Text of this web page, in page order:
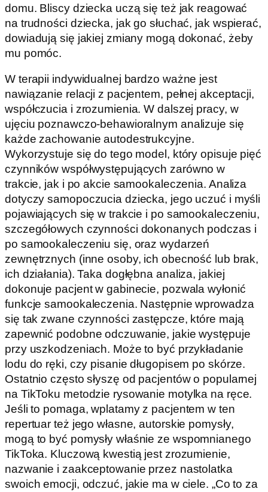
domu. Bliscy dziecka uczą się też jak reagować
na trudności dziecka, jak go słuchać, jak wspierać,
dowiadują się jakiej zmiany mogą dokonać, żeby
mu pomóc.
W terapii indywidualnej bardzo ważne jest
nawiązanie relacji z pacjentem, pełnej akceptacji,
współczucia i zrozumienia. W dalszej pracy, w
ujęciu poznawczo-behawioralnym analizuje się
każde zachowanie autodestrukcyjne.
Wykorzystuje się do tego model, który opisuje pięć
czynników współwystępujących zarówno w
trakcie, jak i po akcie samookaleczenia. Analiza
dotyczy samopoczucia dziecka, jego uczuć i myśli
pojawiających się w trakcie i po samookaleczeniu,
szczegółowych czynności dokonanych podczas i
po samookaleczeniu się, oraz wydarzeń
zewnętrznych (inne osoby, ich obecność lub brak,
ich działania). Taka dogłębna analiza, jakiej
dokonuje pacjent w gabinecie, pozwala wyłonić
funkcje samookaleczenia. Następnie wprowadza
się tak zwane czynności zastępcze, które mają
zapewnić podobne odczuwanie, jakie występuje
przy uszkodzeniach. Może to być przykładanie
lodu do ręki, czy pisanie długopisem po skórze.
Ostatnio często słyszę od pacjentów o popularnej
na TikToku metodzie rysowanie motylka na ręce.
Jeśli to pomaga, wplatamy z pacjentem w ten
repertuar też jego własne, autorskie pomysły,
mogą to być pomysły właśnie ze wspomnianego
TikToka. Kluczową kwestią jest zrozumienie,
nazwanie i zaakceptowanie przez nastolatka
swoich emocji, odczuć, jakie ma w ciele. „Co to za